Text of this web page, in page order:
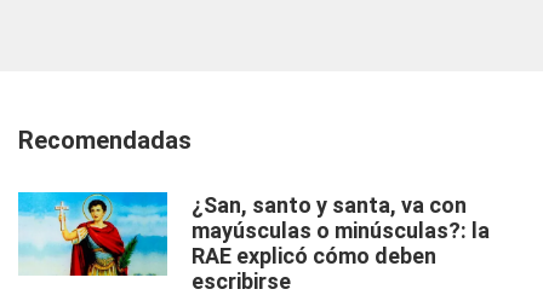
Recomendadas
¿San, santo y santa, va con
mayúsculas o minúsculas?: la
RAE explicó cómo deben
escribirse